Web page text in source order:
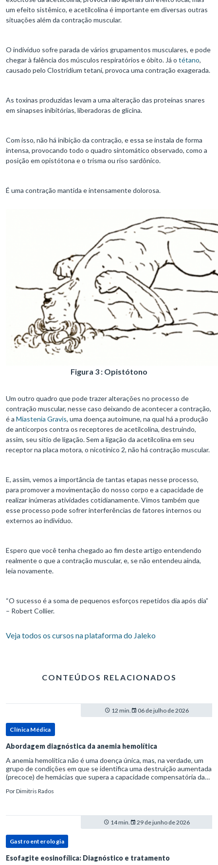
um efeito sistêmico, e acetilcolina é importante em diversas outras
situações além da contração muscular.
O indivíduo sofre parada de vários grupamentos musculares, e pode
chegar à falência dos músculos respiratórios e óbito. Já o tétano,
causado pelo Clostridium tetani, provoca uma contração exagerada.
As toxinas produzidas levam a uma alteração das proteínas snares
em sinapses inibitórias, liberadoras de glicina.
Com isso, não há inibição da contração, e essa se instala de forma
intensa, provocando todo o quadro sintomático observado, como a
posição em opistótona e o trisma ou riso sardônico.
É uma contração mantida e intensamente dolorosa.
Figura 3 : Opistótono
Um outro quadro que pode trazer alterações no processo de
contração muscular, nesse caso deixando de acontecer a contração,
é a Miastenia Gravis, uma doença autoimune, na qual há a produção
de anticorpos contra os receptores de acetilcolina, destruindo,
assim, seu sítio de ligação. Sem a ligação da acetilcolina em seu
receptor na placa motora, o nicotínico 2, não há contração muscular.
E, assim, vemos a importância de tantas etapas nesse processo,
para promover a movimentação do nosso corpo e a capacidade de
realizar inúmeras atividades cotidianamente. Vimos também que
esse processo pode sofrer interferências de fatores internos ou
externos ao indivíduo.
Espero que você tenha chegado ao fim deste artigo entendendo
realmente o que a contração muscular, e, se não entendeu ainda,
leia novamente.
“O sucesso é a soma de pequenos esforços repetidos dia após dia”
– Robert Collier.
Veja todos os cursos na plataforma do Jaleko
CONTEÚDOS RELACIONADOS
12 min. 06 de julho de 2026
Clínica Médica
Abordagem diagnóstica da anemia hemolítica
A anemia hemolítica não é uma doença única, mas, na verdade, um
grupo de condições em que se identifica uma destruição aumentada
(precoce) de hemácias que supera a capacidade compensatória da
PorDimitris Rados
14 min. 29 de junho de 2026
Gastroenterologia
Esofagite eosinofílica: Diagnóstico e tratamento